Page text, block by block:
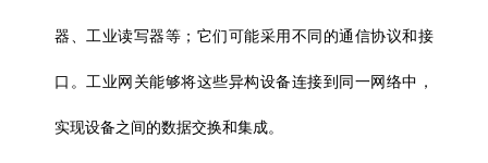
器、 工业读写器等；它们可能采用不同的通信协议和接
口。工业网关能够将这些异构设备连接到同一网络中，
实现设备之间的数据交换和集成。